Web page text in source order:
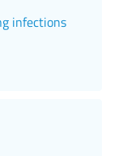
infections